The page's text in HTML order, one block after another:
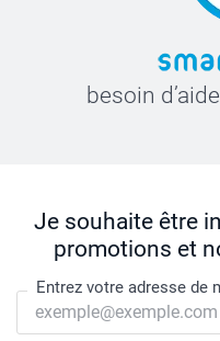
besoin
Je souhaite être
promotions et
Entrez votre adresse de